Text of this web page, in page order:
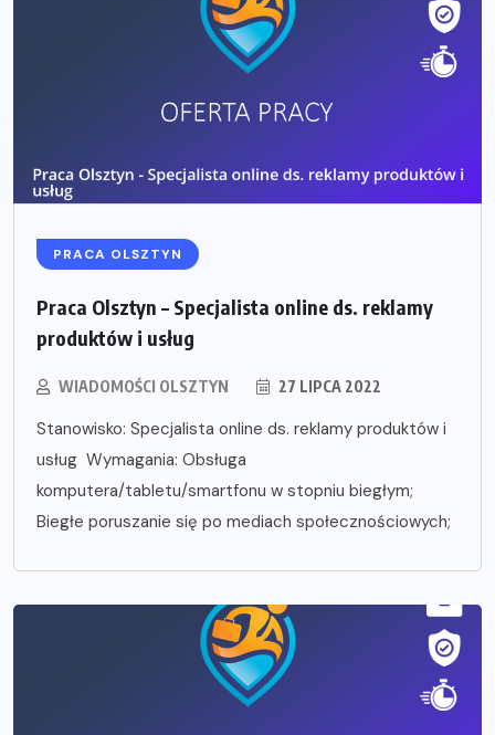
PRACA OLSZTYN
Praca Olsztyn – Specjalista online ds. reklamy
produktów i usług
WIADOMOŚCI OLSZTYN 27 LIPCA 2022
Stanowisko: Specjalista online ds. reklamy produktów i
usług Wymagania: Obsługa
komputera/tabletu/smartfonu w stopniu biegłym;
Biegłe poruszanie się po mediach społecznościowych;